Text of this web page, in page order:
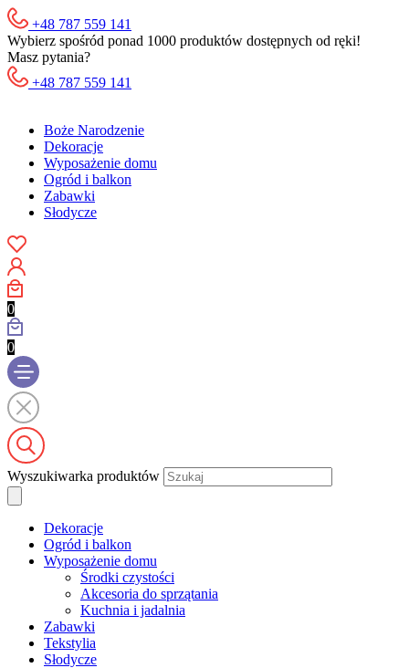
+48 787 559 141
Wybierz spośród ponad 1000 produktów dostępnych od ręki!
Masz pytania?
+48 787 559 141
Boże Narodzenie
Dekoracje
Wyposażenie domu
Ogród i balkon
Zabawki
Słodycze
0
0
Wyszukiwarka produktów
Dekoracje
Ogród i balkon
Wyposażenie domu
Środki czystości
Akcesoria do sprzątania
Kuchnia i jadalnia
Zabawki
Tekstylia
Słodycze